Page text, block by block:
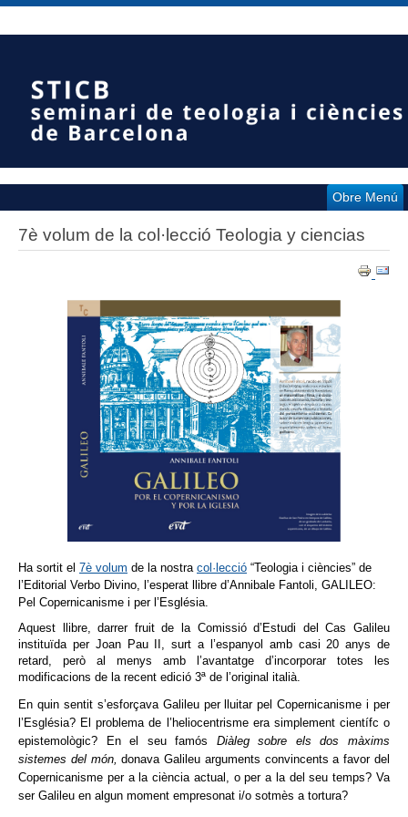
Obre Menú
7è volum de la col·lecció Teologia y ciencias
Ha sortit el 7è volum de la nostra col·lecció “Teologia i ciències” de
l’Editorial Verbo Divino, l’esperat llibre d’Annibale Fantoli, GALILEO:
Pel Copernicanisme i per l’Església.
Aquest llibre, darrer fruit de la Comissió d’Estudi del Cas Galileu
instituïda per Joan Pau II, surt a l’espanyol amb casi 20 anys de
retard, però al menys amb l’avantatge d’incorporar totes les
modificacions de la recent edició 3ª de l’original italià.
En quin sentit s’esforçava Galileu per lluitar pel Copernicanisme i per
l’Església? El problema de l’heliocentrisme era simplement científc o
epistemològic? En el seu famós Diàleg sobre els dos màxims
sistemes del món,donava Galileu arguments convincents a favor del
Copernicanisme per a la ciència actual, o per a la del seu temps? Va
ser Galileu en algun moment empresonat i/o sotmès a tortura?